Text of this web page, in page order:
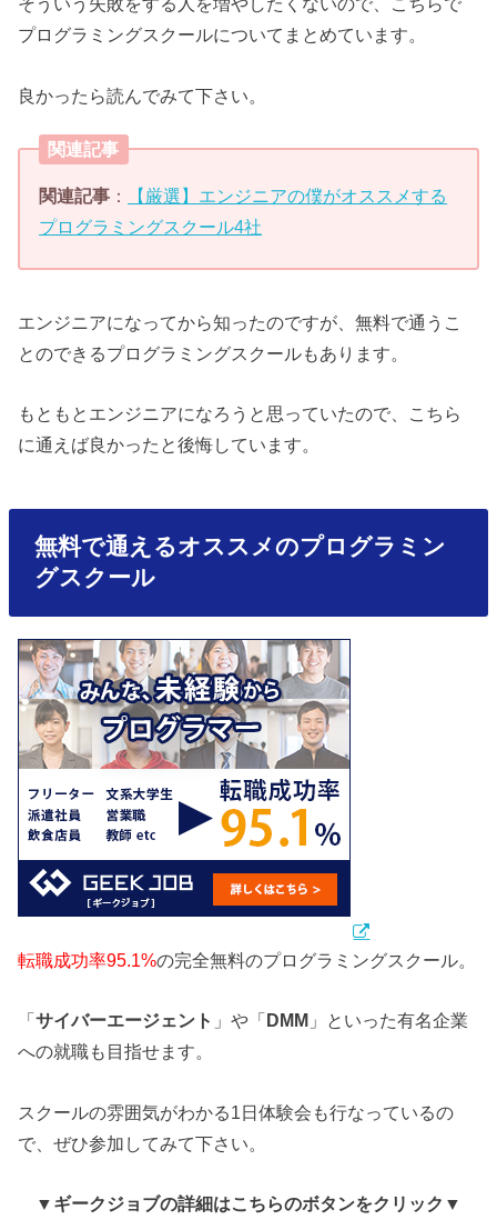
プログラミングスクールについてまとめています。
良かったら読んでみて下さい。
関連記事
関連記事 ：
【厳選】エンジニアの僕がオススメする
プログラミングスクール4社
エンジニアになってから知ったのですが、無料で通うこ
とのできるプログラミングスクールもあります。
もともとエンジニアになろうと思っていたので、こちら
に通えば良かったと後悔しています。
無料で通えるオススメのプログラミン
グスクール
転職成功率95.1%の完全無料のプログラミングスクール。
「サイバーエージェント 」や「 DMM 」といった有名企業
への就職も目指せます。
スクールの雰囲気がわかる1日体験会も行なっているの
で、ぜひ参加してみて下さい。
▼ギークジョブの詳細はこちらのボタンをクリック ▼